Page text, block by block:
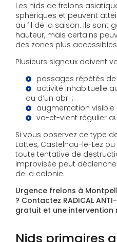
Les nids de frelons
sphériques et peuvent
au fil de la saison. Ils sont
hauteur, mais certains
des zones plus
Plusieurs signaux doivent
passages répétés
activité inhabituelle
ou d’un abri ;
augmentation visible
va-et-vient régulier
Si vous observez ce type
Lattes, Castelnau-le-Lez
toute tentative de
improvisée peut
de la colonie.
Urgence frelons à
? Contactez RADICAL
gratuit et une intervention
Nids primaires